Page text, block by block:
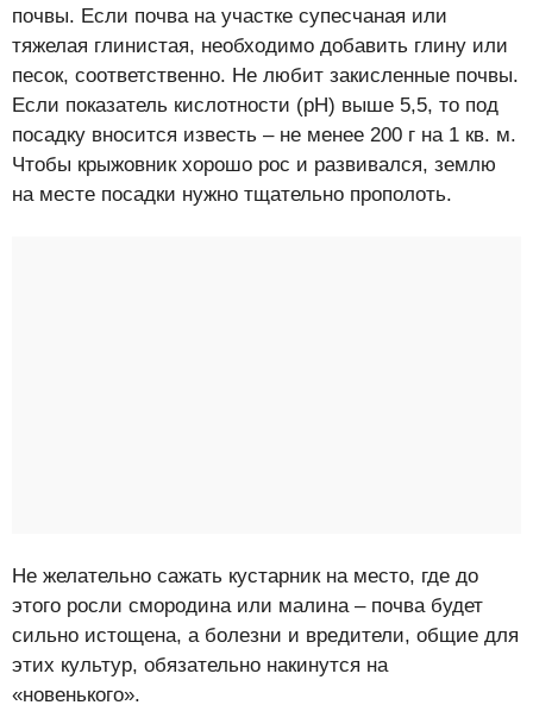
почвы. Если почва на участке супесчаная или
тяжелая глинистая, необходимо добавить глину или
песок, соответственно. Не любит закисленные почвы.
Если показатель кислотности (рН) выше 5,5, то под
посадку вносится известь – не менее 200 г на 1 кв. м.
Чтобы крыжовник хорошо рос и развивался, землю
на месте посадки нужно тщательно прополоть.
Не желательно сажать кустарник на место, где до
этого росли смородина или малина – почва будет
сильно истощена, а болезни и вредители, общие для
этих культур, обязательно накинутся на
«новенького».